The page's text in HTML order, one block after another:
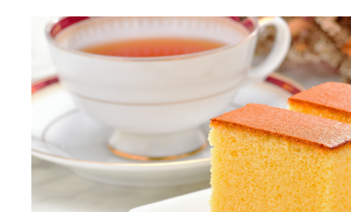
個人事業主・フリーラン
個人事業・フリーランス
ふるさと納税の基礎知識